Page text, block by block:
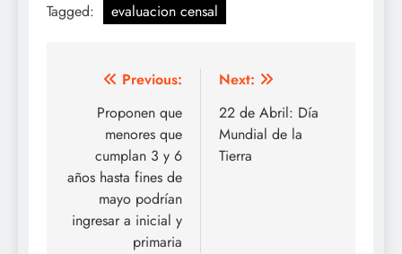
Tagged: evaluacion censal
Navegación
entradas
Previous:
Proponen que
menores que
cumplan 3 y 6
años hasta fines de
mayo podrían
ingresar a inicial y
primaria
Next:
22 de Abril: Día
Mundial de la
Tierra